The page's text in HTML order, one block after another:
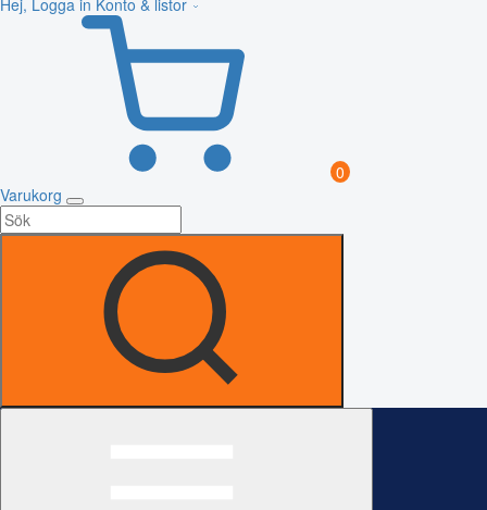
Hej, Logga in Konto & listor
0
Varukorg